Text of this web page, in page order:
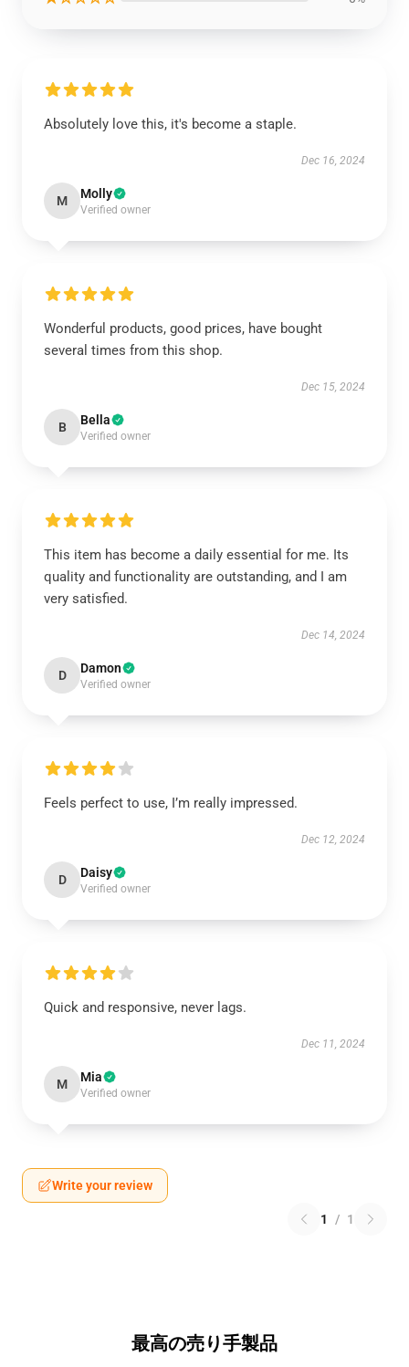
Absolutely love this, it's become a staple.
Dec 16, 2024
M Molly
Verified owner
Wonderful products, good prices, have bought
several times from this shop.
Dec 15, 2024
B Bella
Verified owner
This item has become a daily essential for me. Its
quality and functionality are outstanding, and I am
very satisfied.
Dec 14, 2024
D Damon
Verified owner
Feels perfect to use, I’m really impressed.
Dec 12, 2024
D Daisy
Verified owner
Quick and responsive, never lags.
Dec 11, 2024
M Mia
Verified owner
Write your review
1 / 1
最高の売り手製品